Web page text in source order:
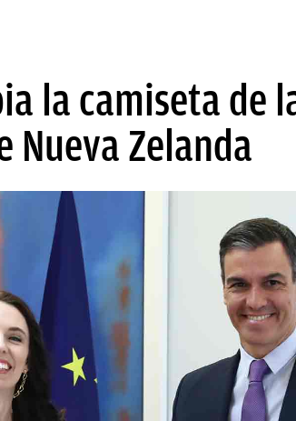
la camiseta de
Nueva Zelanda